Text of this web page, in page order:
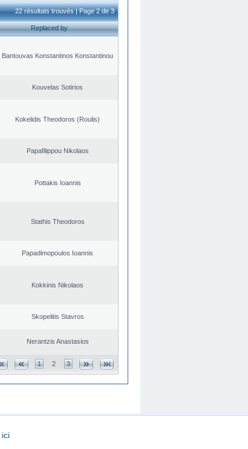
22 résultats trouvés | Page 2 de 3
Replaced by
Bantouvas Konstantinos Konstantinou
Kouvelas Sotirios
Kokelidis Theodoros (Roulis)
Papafilippou Nikolaos
Pottakis Ioannis
Stathis Theodoros
Papadimopoulos Ioannis
Kokkinis Nikolaos
Skopelitis Stavros
Nerantzis Anastasios
1 2 3
ici